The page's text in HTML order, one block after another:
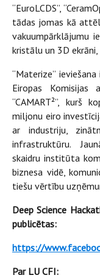
“EuroLCDS”,
tādas jomas kā
vakuumpārklājumu
kristālu un 3D
“Materize”
Eiropas Komisijas
“CAMART²”, kurš
miljonu eiro
ar industriju,
infrastruktūru.
skaidru institūta
biznesa vidē,
tiešu vērtību
Deep Science
publicētas:
https://
Par LU CFI: